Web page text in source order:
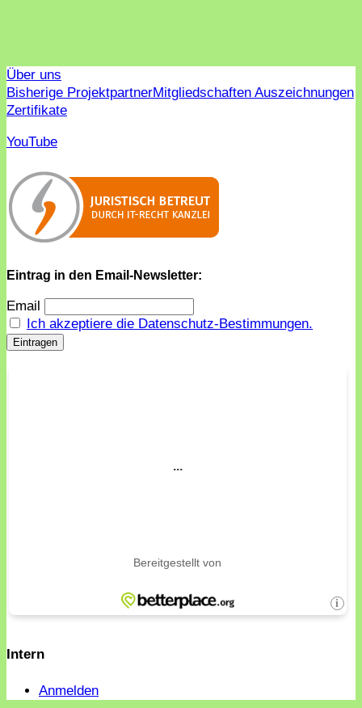
Über uns
Bisherige ProjektpartnerMitgliedschaften Auszeichnungen
Zertifikate
YouTube
Eintrag in den Email-Newsletter:
Email
Ich akzeptiere die Datenschutz-Bestimmungen.
Intern
Anmelden